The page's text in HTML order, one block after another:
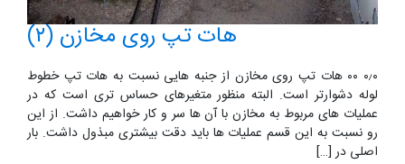
هات تپ روی مخازن (۲)
۰٫۰ ۰۰ هات تپ روی مخازن از جنبه هایی نسبت به هات تپ خطوط
لوله دشوارتر است. البته منظور متغیرهای حساس تری است که در
عملیات های مربوط به مخازن با آن ها سر و کار خواهیم داشت. از این
رو نسبت به این قسم عملیات ها باید دقت بیشتری مبذول داشت. بار
اصلی در […]